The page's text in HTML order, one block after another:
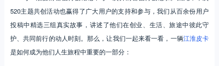
520主题共创活动也赢得了广大用户的支持和参与，我们从百余份用户
投稿中精选三组真实故事，讲述了他们在创业、生活、旅途中彼此守
护、共同前行的动人时刻。那么，让我们一起来看一看，一辆江淮皮卡
是如何成为他们人生旅程中重要的一部分：